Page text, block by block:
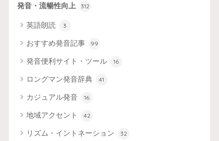
発音・流暢性向上 312
英語朗読 3
おすすめ発音記事 99
発音便利サイト・ツール 16
ロングマン発音辞典 41
カジュアル発音 16
地域アクセント 42
リズム・イントネーション 32